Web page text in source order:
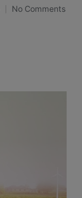
No Comments